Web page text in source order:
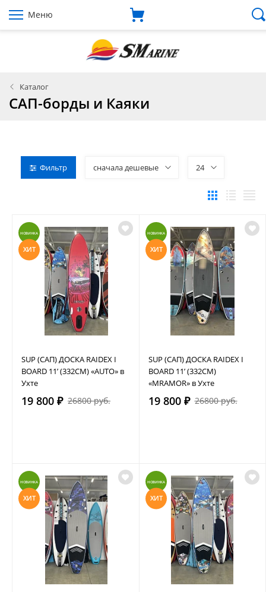
Меню
Каталог
САП-борды и Каяки
Фильтр сначала дешевые 24
НОВИНКА
ХИТ
SUP (САП) ДОСКА RAIDEX I
BOARD 11’ (332СМ) «AUTO» в
Ухте
19 800 ₽ 26800 руб.
НОВИНКА
ХИТ
SUP (САП) ДОСКА RAIDEX I
BOARD 11’ (332СМ)
«MRAMOR» в Ухте
19 800 ₽ 26800 руб.
НОВИНКА
ХИТ
НОВИНКА
ХИТ